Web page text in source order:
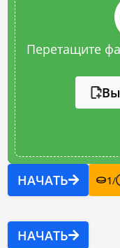
Перетащите
НАЧАТЬ 1/
НАЧАТЬ